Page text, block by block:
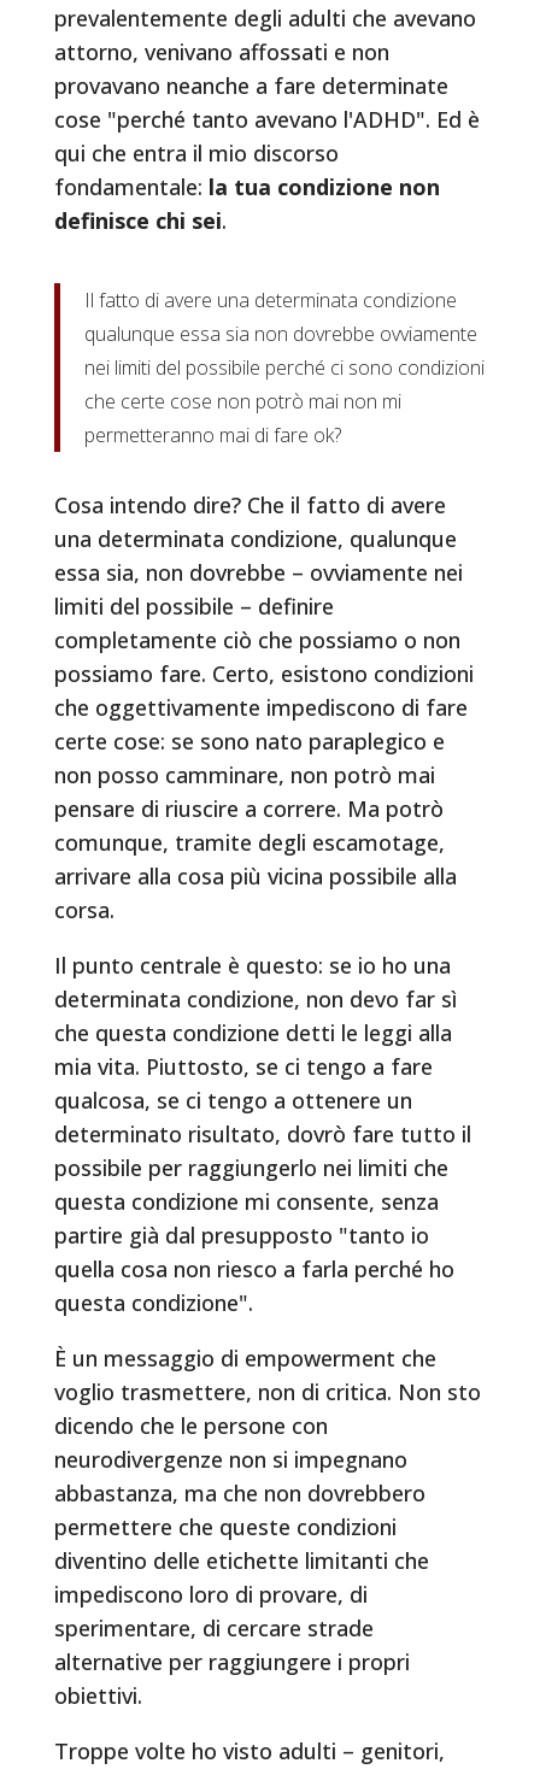
prevalentemente degli adulti che avevano
attorno, venivano affossati e non
provavano neanche a fare determinate
cose "perché tanto avevano l'ADHD". Ed è
qui che entra il mio discorso
fondamentale: la tua condizione non
definisce chi sei.
Il fatto di avere una determinata condizione
qualunque essa sia non dovrebbe ovviamente
nei limiti del possibile perché ci sono condizioni
che certe cose non potrò mai non mi
permetteranno mai di fare ok?
Cosa intendo dire? Che il fatto di avere
una determinata condizione, qualunque
essa sia, non dovrebbe – ovviamente nei
limiti del possibile – definire
completamente ciò che possiamo o non
possiamo fare. Certo, esistono condizioni
che oggettivamente impediscono di fare
certe cose: se sono nato paraplegico e
non posso camminare, non potrò mai
pensare di riuscire a correre. Ma potrò
comunque, tramite degli escamotage,
arrivare alla cosa più vicina possibile alla
corsa.
Il punto centrale è questo: se io ho una
determinata condizione, non devo far sì
che questa condizione detti le leggi alla
mia vita. Piuttosto, se ci tengo a fare
qualcosa, se ci tengo a ottenere un
determinato risultato, dovrò fare tutto il
possibile per raggiungerlo nei limiti che
questa condizione mi consente, senza
partire già dal presupposto "tanto io
quella cosa non riesco a farla perché ho
questa condizione".
È un messaggio di empowerment che
voglio trasmettere, non di critica. Non sto
dicendo che le persone con
neurodivergenze non si impegnano
abbastanza, ma che non dovrebbero
permettere che queste condizioni
diventino delle etichette limitanti che
impediscono loro di provare, di
sperimentare, di cercare strade
alternative per raggiungere i propri
obiettivi.
Troppe volte ho visto adulti – genitori,